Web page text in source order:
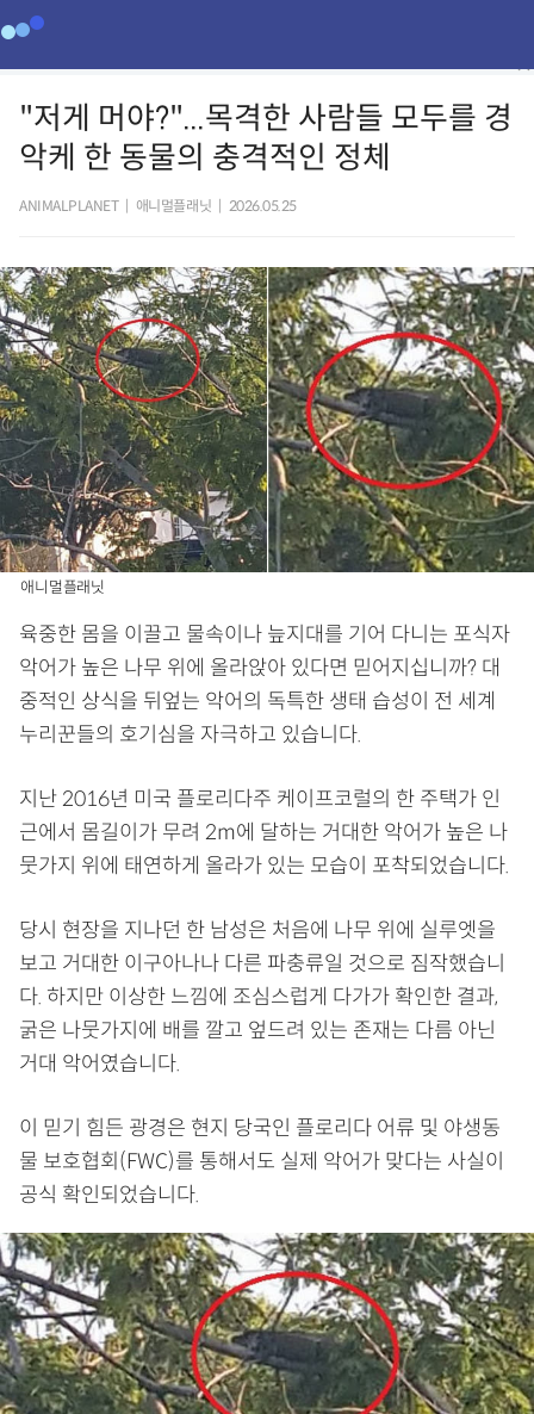
"저게 머야?"...목격한 사람들 모두를 경
악케 한 동물의 충격적인 정체
ANIMALPLANET 애니멀플래닛 2026.05.25
애니멀플래닛
육중한 몸을 이끌고 물속이나 늪지대를 기어 다니는 포식자
악어가 높은 나무 위에 올라앉아 있다면 믿어지십니까? 대
중적인 상식을 뒤엎는 악어의 독특한 생태 습성이 전 세계
누리꾼들의 호기심을 자극하고 있습니다.
지난 2016년 미국 플로리다주 케이프코럴의 한 주택가 인
근에서 몸길이가 무려 2m에 달하는 거대한 악어가 높은 나
뭇가지 위에 태연하게 올라가 있는 모습이 포착되었습니다.
당시 현장을 지나던 한 남성은 처음에 나무 위에 실루엣을
보고 거대한 이구아나나 다른 파충류일 것으로 짐작했습니
다. 하지만 이상한 느낌에 조심스럽게 다가가 확인한 결과,
굵은 나뭇가지에 배를 깔고 엎드려 있는 존재는 다름 아닌
거대 악어였습니다.
이 믿기 힘든 광경은 현지 당국인 플로리다 어류 및 야생동
물 보호협회(FWC)를 통해서도 실제 악어가 맞다는 사실이
공식 확인되었습니다.